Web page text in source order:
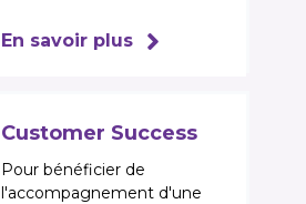
En savoir plus
Customer Success
Pour bénéficier de
l'accompagnement d'une